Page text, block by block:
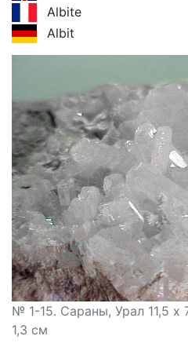
Albite
Albit
№ 1-15. Сараны, Урал 11,5 х
1,3 см